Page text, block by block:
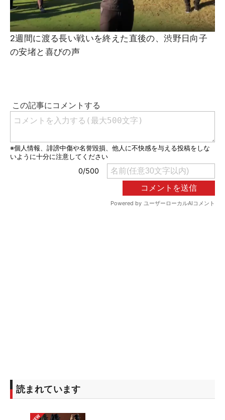
2週間に渡る長い戦いを終えた直後の、渋野日向子
の安堵と喜びの声
読まれています